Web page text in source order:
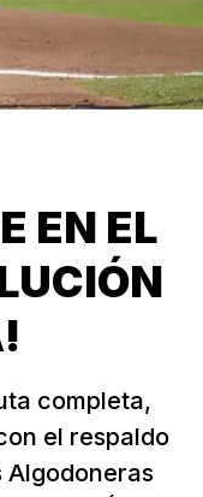
EN EL
completa,
el respaldo
Algodoneras